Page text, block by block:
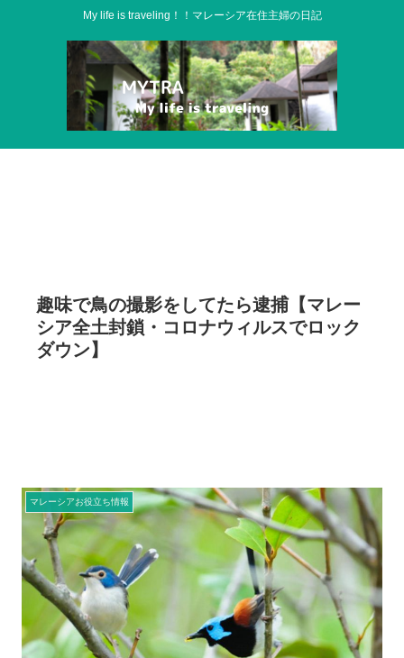
My life is traveling！！マレーシア在住主婦の日記
趣味で鳥の撮影をしてたら逮捕【マレー
シア全土封鎖・コロナウィルスでロック
ダウン】
マレーシアお役立ち情報